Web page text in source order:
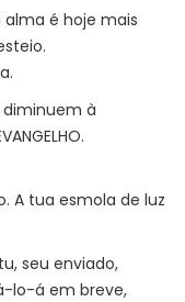
é hoje mais
à
A tua esmola de luz
seu enviado,
lo-á em breve,